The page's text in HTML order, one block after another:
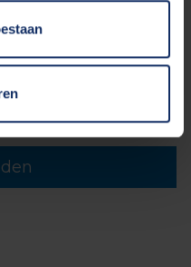
privacyverklaring